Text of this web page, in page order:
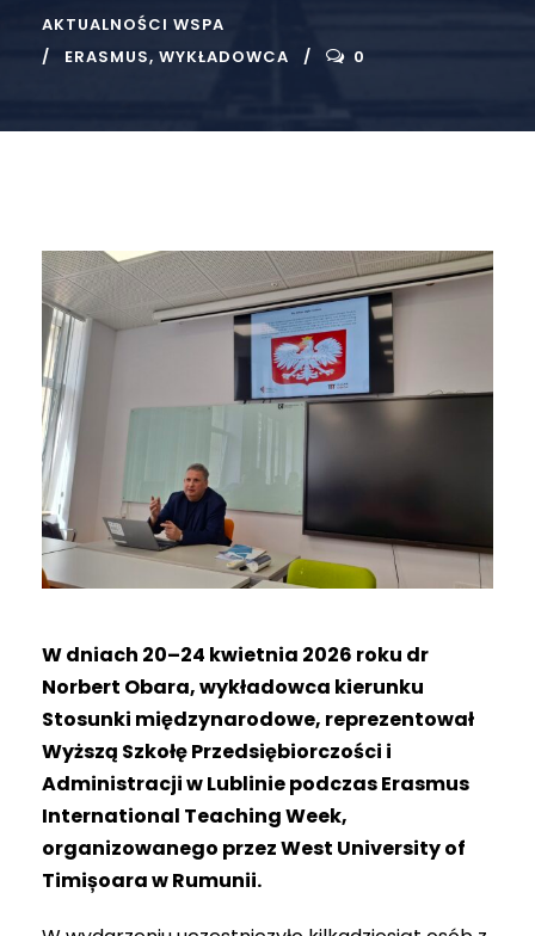
AKTUALNOŚCI WSPA
ERASMUS, WYKŁADOWCA 0
W dniach 20–24 kwietnia 2026 roku dr
Norbert Obara, wykładowca kierunku
Stosunki międzynarodowe, reprezentował
Wyższą Szkołę Przedsiębiorczości i
Administracji w Lublinie podczas Erasmus
International Teaching Week,
organizowanego przez West University of
Timișoara w Rumunii.